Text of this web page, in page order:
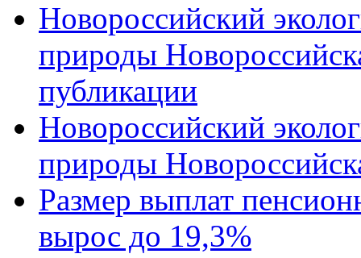
Новороссийский
природы
публикации
Новороссийский
природы
Размер выплат
вырос до 19,3%